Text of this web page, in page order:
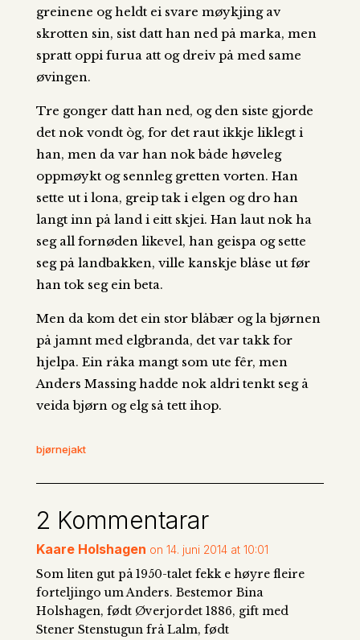
greinene og heldt ei svare møykjing av
skrotten sin, sist datt han ned på marka, men
spratt oppi furua att og dreiv på med same
øvingen.
Tre gonger datt han ned, og den siste gjorde
det nok vondt òg, for det raut ikkje liklegt i
han, men da var han nok både høveleg
oppmøykt og sennleg gretten vorten. Han
sette ut i lona, greip tak i elgen og dro han
langt inn på land i eitt skjei. Han laut nok ha
seg all fornøden likevel, han geispa og sette
seg på landbakken, ville kanskje blåse ut før
han tok seg ein beta.
Men da kom det ein stor blåbær og la bjørnen
på jamnt med elgbranda, det var takk for
hjelpa. Ein råka mangt som ute fêr, men
Anders Massing hadde nok aldri tenkt seg å
veida bjørn og elg så tett ihop.
bjørnejakt
2 Kommentarar
Kaare Holshagen on 14. juni 2014 at 10:01
Som liten gut på 1950-talet fekk e høyre fleire
forteljingo um Anders. Bestemor Bina
Holshagen, født Øverjordet 1886, gift med
Stener Stenstugun frå Lalm, født